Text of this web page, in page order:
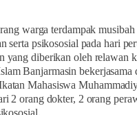
warga terdampak musibah
serta psikososial pada hari
yang diberikan oleh relawan
Banjarmasin bekerjasama
Mahasiswa
2 orang dokter, 2 orang